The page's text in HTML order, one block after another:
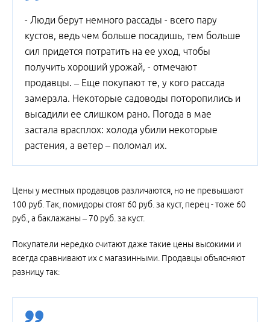
- Люди берут немного рассады - всего пару
кустов, ведь чем больше посадишь, тем больше
сил придется потратить на ее уход, чтобы
получить хороший урожай, - отмечают
продавцы. – Еще покупают те, у кого рассада
замерзла. Некоторые садоводы поторопились и
высадили ее слишком рано. Погода в мае
застала врасплох: холода убили некоторые
растения, а ветер – поломал их.
Цены у местных продавцов различаются, но не превышают
100 руб. Так, помидоры стоят 60 руб. за куст, перец - тоже 60
руб., а баклажаны – 70 руб. за куст.
Покупатели нередко считают даже такие цены высокими и
всегда сравнивают их с магазинными. Продавцы объясняют
разницу так: